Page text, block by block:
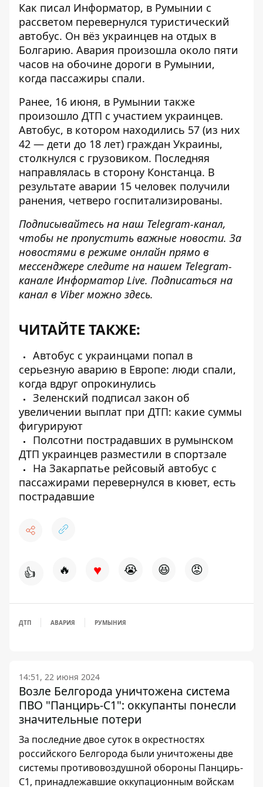
Как писал Информатор, в Румынии с
рассветом перевернулся туристический
автобус. Он вёз украинцев на отдых в
Болгарию. Авария произошла около пяти
часов на обочине дороги в Румынии,
когда пассажиры спали.
Ранее, 16 июня, в Румынии также
произошло ДТП с участием украинцев.
Автобус, в котором находились 57 (из них
42 — дети до 18 лет) граждан Украины,
столкнулся с грузовиком. Последняя
направлялась в сторону Констанца. В
результате аварии 15 человек получили
ранения, четверо госпитализированы.
Подписывайтесь на наш Telegram-канал,
чтобы не пропустить важные новости. За
новостями в режиме онлайн прямо в
мессенджере следите на нашем Telegram-
канале Информатор Live. Подписаться на
канал в Viber можно здесь.
ЧИТАЙТЕ ТАКЖЕ:
Автобус с украинцами попал в
серьезную аварию в Европе: люди спали,
когда вдруг опрокинулись
Зеленский подписал закон об
увеличении выплат при ДТП: какие суммы
фигурируют
Полсотни пострадавших в румынском
ДТП украинцев разместили в спортзале
На Закарпатье рейсовый автобус с
пассажирами перевернулся в кювет, есть
пострадавшие
👍 🔥 ♥ 😭 😆 😡
ДТП АВАРИЯ РУМЫНИЯ
14:51, 22 июня 2024
Возле Белгорода уничтожена система
ПВО "Панцирь-С1": оккупанты понесли
значительные потери
За последние двое суток в окрестностях
российского Белгорода были уничтожены две
системы противовоздушной обороны Панцирь-
С1, принадлежавшие оккупационным войскам